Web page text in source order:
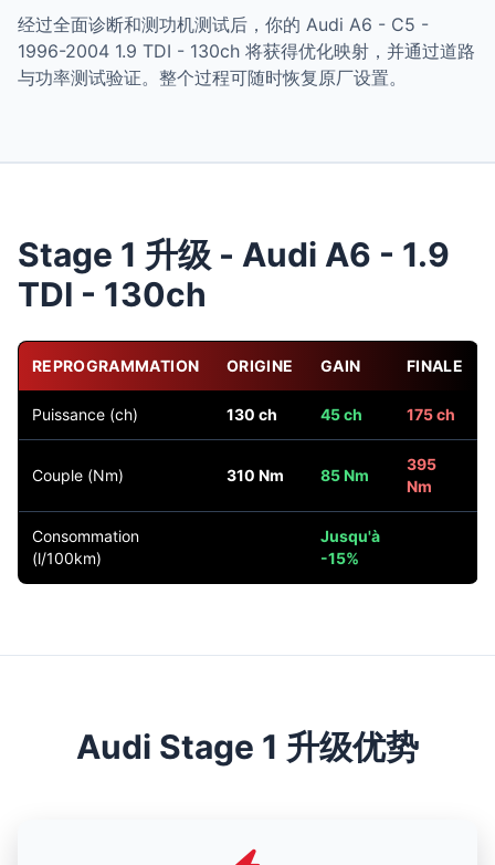
经过全面诊断和测功机测试后，你的 Audi A6 - C5 -
1996-2004 1.9 TDI - 130ch 将获得优化映射，并通过道路
与功率测试验证。整个过程可随时恢复原厂设置。
Stage 1 升级 - Audi A6 - 1.9
TDI - 130ch
REPROGRAMMATION ORIGINE GAIN FINALE
Puissance (ch) 130 ch 45 ch 175 ch
Couple (Nm) 310 Nm 85 Nm
395
Nm
Consommation
(l/100km)
Jusqu'à
-15%
Audi Stage 1 升级优势